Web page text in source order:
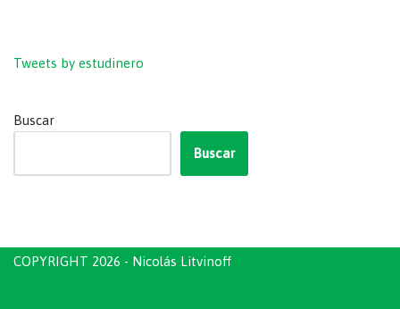
Tweets by estudinero
Buscar
Buscar
COPYRIGHT 2026 - Nicolás Litvinoff